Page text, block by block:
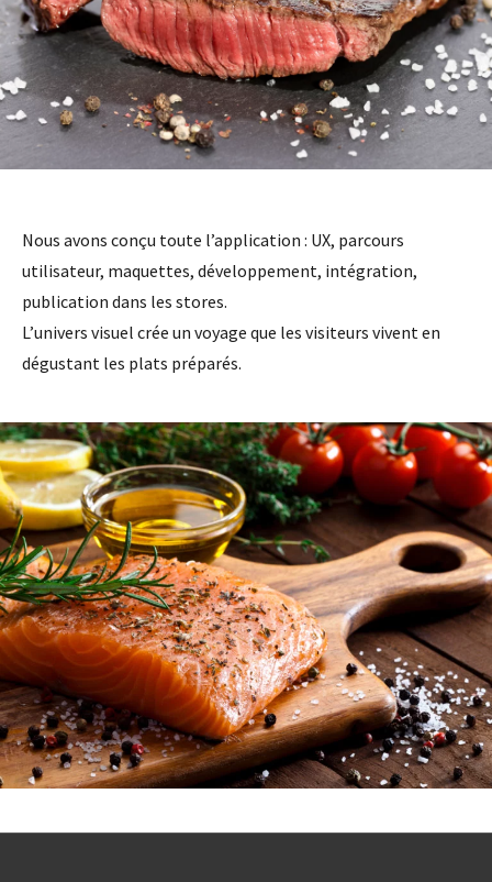
Nous avons conçu toute l’application : UX, parcours
utilisateur, maquettes, développement, intégration,
publication dans les stores.
L’univers visuel crée un voyage que les visiteurs vivent en
dégustant les plats préparés.